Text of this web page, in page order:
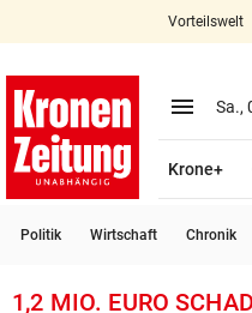
account_circle Anmelden
Vorteilswelt
menu Menü
Sa.,
Krone+
Politik Wirtschaft Chronik
1,2 MIO. EURO